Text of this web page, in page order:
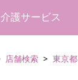
介護サービス
店舗検索 東京都